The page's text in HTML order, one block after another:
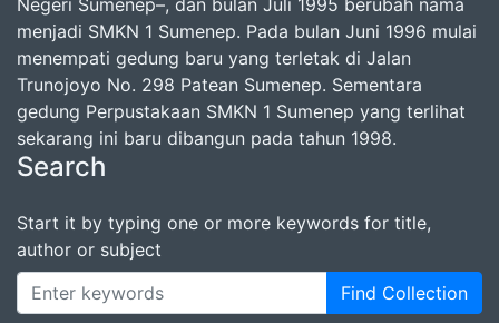
Negeri Sumenep–, dan bulan Juli 1995 berubah nama
menjadi SMKN 1 Sumenep. Pada bulan Juni 1996 mulai
menempati gedung baru yang terletak di Jalan
Trunojoyo No. 298 Patean Sumenep. Sementara
gedung Perpustakaan SMKN 1 Sumenep yang terlihat
sekarang ini baru dibangun pada tahun 1998.
Search
Start it by typing one or more keywords for title,
author or subject
Find Collection